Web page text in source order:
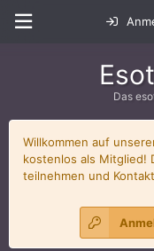
Das
Willkommen auf
kostenlos als Mitglied!
teilnehmen und